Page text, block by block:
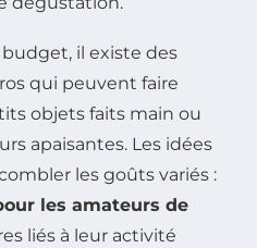
il existe des
qui peuvent faire
objets faits main ou
apaisantes. Les idées
les goûts variés :
les amateurs de
liés à leur activité